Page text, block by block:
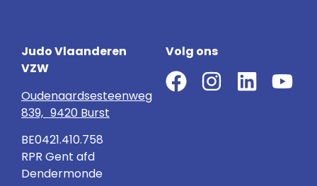
Judo Vlaanderen
VZW
Oudenaardsesteenweg
839, 9420 Burst
BE0421.410.758
RPR Gent afd
Dendermonde
Volg ons